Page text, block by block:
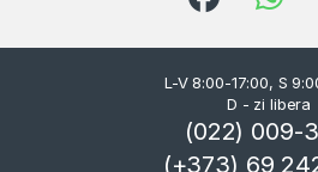
L-V 8:00-17:00, S
D - zi libera
(022) 009-
(+373) 69